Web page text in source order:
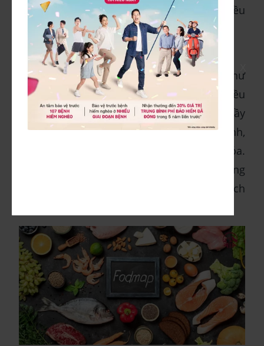
chất lượng cuộc sống. Các phương pháp điều
trị bao gồm:
6.1. Điều chỉnh chế độ ăn uống
Bạn nên tránh các thực phẩm kích thích như
đồ ăn cay, nhiều dầu mỡ hoặc chứa nhiều
chất xơ khó tiêu. Tập thói quen ăn uống đầy
đủ, không bỏ bữa, bổ sung nhiều rau xanh,
thực phẩm giàu xơ để cải thiện tiêu hóa.
Ngoài ra, việc uống đủ nước và ăn uống
chậm rãi cũng giúp giảm hội chứng ruột kích